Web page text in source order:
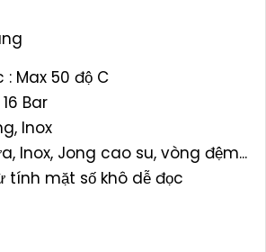
Max 50 độ C
Bar
Inox
Inox, Jong cao su, vòng đệm...
tính mặt số khô dễ đọc